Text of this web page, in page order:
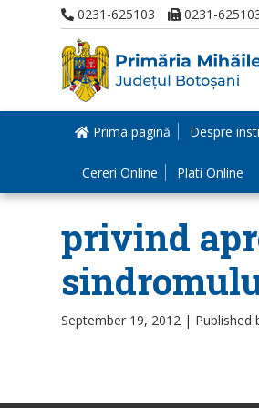
0231-625103 0231-
Prima pagină Despre
Cereri Online Plati Online
privind
September 19, 2012 | Published